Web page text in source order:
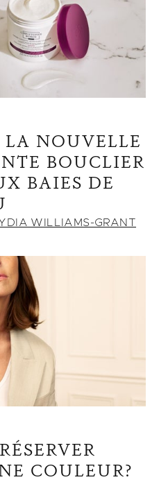
LA NOUVELLE
BOUCLIER
BAIES DE
WILLIAMS-GRANT
COULEUR?